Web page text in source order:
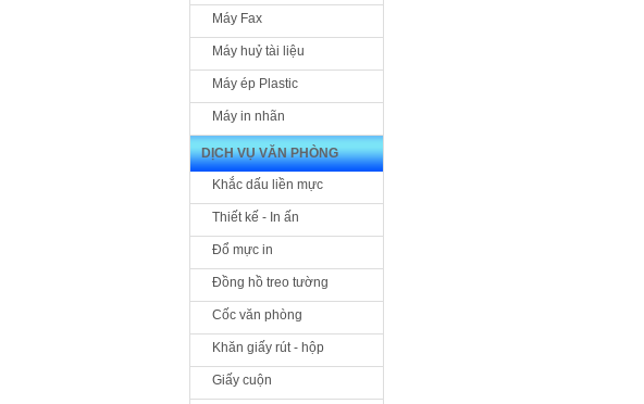
Máy Fax
Máy huỷ tài liệu
Máy ép Plastic
Máy in nhãn
DỊCH VỤ VĂN PHÒNG
Khắc dấu liền mực
Thiết kế - In ấn
Đổ mực in
Đồng hồ treo tường
Cốc văn phòng
Khăn giấy rút - hộp
Giấy cuộn